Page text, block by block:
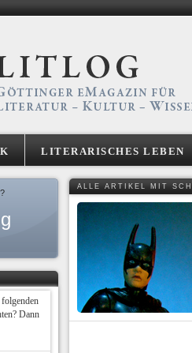
LITERARISCHES LEBEN
ALLE ARTIKEL MIT
Dann